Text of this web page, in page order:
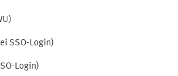
SSO-Login)
Login)